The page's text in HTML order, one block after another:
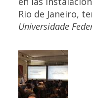
Rio de Janeiro,
Universidade